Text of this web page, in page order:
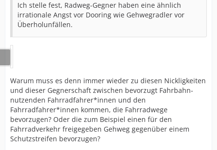
Ich stelle fest, Radweg-Gegner haben eine ähnlich
irrationale Angst vor Dooring wie Gehwegradler vor
Überholunfällen.
Warum muss es denn immer wieder zu diesen Nickligkeiten
und dieser Gegnerschaft zwischen bevorzugt Fahrbahn-
nutzenden Fahrradfahrer*innen und den
Fahrradfahrer*innen kommen, die Fahrradwege
bevorzugen? Oder die zum Beispiel einen für den
Fahrradverkehr freigegeben Gehweg gegenüber einem
Schutzstreifen bevorzugen?